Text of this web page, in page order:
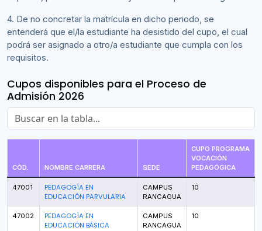
4. De no concretar la matrícula en dicho periodo, se
entenderá que el/la estudiante ha desistido del cupo, el cual
podrá ser asignado a otro/a estudiante que cumpla con los
requisitos.
Cupos disponibles para el Proceso de
Admisión 2026
CÓD. NOMBRE CARRERA SEDE
CUPO PROGRAMA
VOCACIÓN
PEDAGÓGICA
47001
PEDAGOGÍA EN
EDUCACIÓN PARVULARIA
CAMPUS
RANCAGUA
10
47002
PEDAGOGÍA EN
EDUCACIÓN BÁSICA
CAMPUS
RANCAGUA
10